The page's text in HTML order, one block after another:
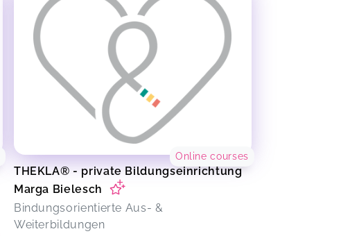
THEKLA® - private Bildungseinrichtung
Marga Bielesch
Bindungsorientierte Aus- &
Weiterbildungen
Online courses